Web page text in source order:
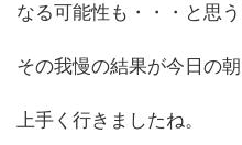
なる可能性も・・・と思う
その我慢の結果が今日の朝
上手く行きましたね。